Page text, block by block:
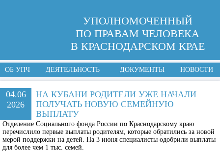
УПОЛНОМОЧЕННЫЙ
ПО ПРАВАМ ЧЕЛОВЕКА
В КРАСНОДАРСКОМ КРАЕ
ОБ УПЧ ДЕЯТЕЛЬНОСТЬ ДОКУМЕНТЫ НОВОСТИ
04.06
2026
НА КУБАНИ РОДИТЕЛИ УЖЕ НАЧАЛИ
ПОЛУЧАТЬ НОВУЮ СЕМЕЙНУЮ
ВЫПЛАТУ
Отделение Социального фонда России по Краснодарскому краю
перечислило первые выплаты родителям, которые обратились за новой
мерой поддержки на детей. На 3 июня специалисты одобрили выплаты
для более чем 1 тыс. семей.